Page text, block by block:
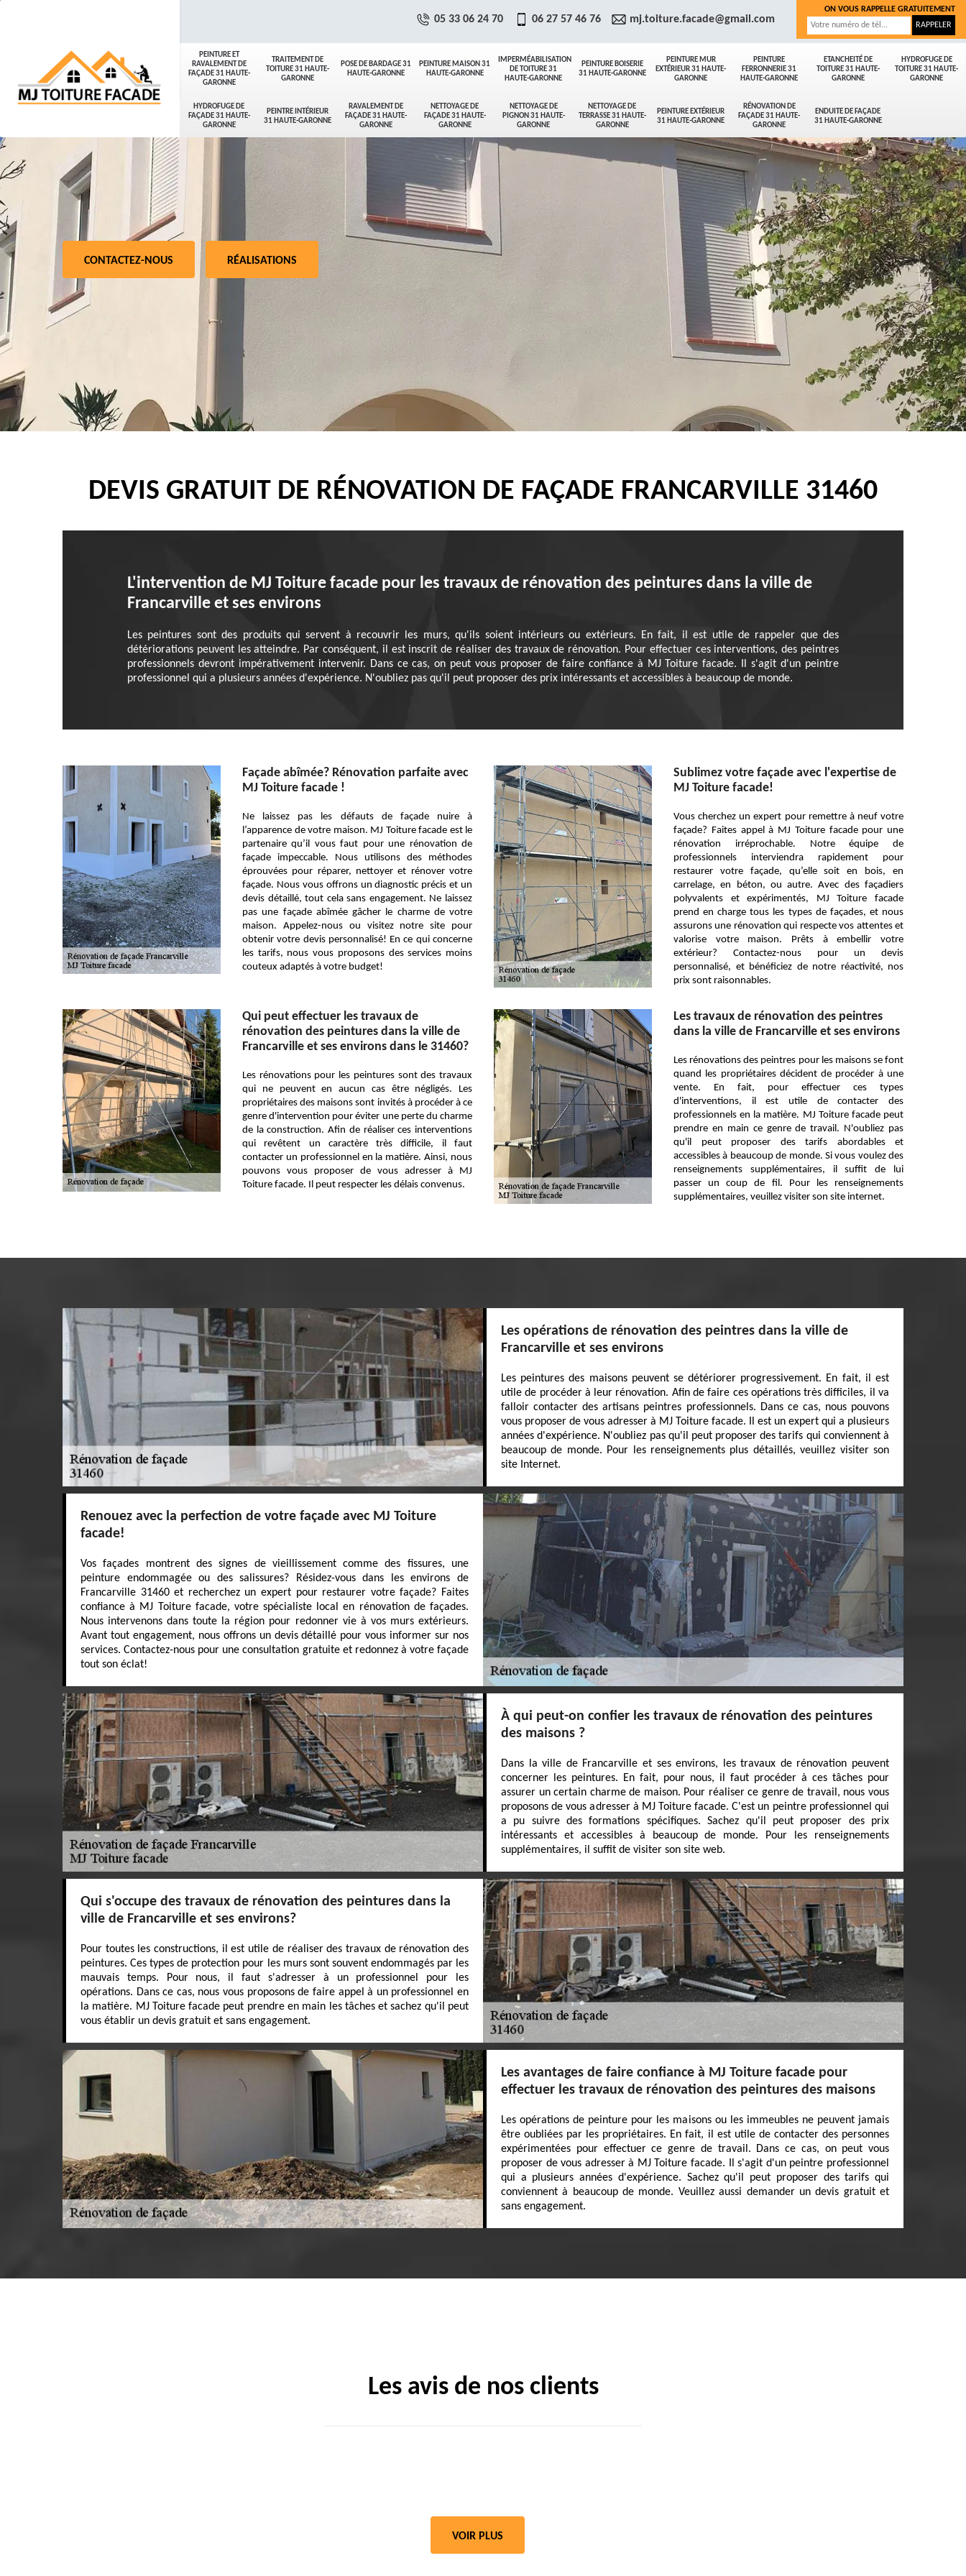
PEINTURE ET
RAVALEMENT DE
FAÇADE 31 HAUTE-
GARONNE
TRAITEMENT DE
TOITURE 31 HAUTE-
GARONNE
POSE DE BARDAGE 31
HAUTE-GARONNE
PEINTURE MAISON 31
HAUTE-GARONNE
IMPERMÉABILISATION
DE TOITURE 31
HAUTE-GARONNE
PEINTURE BOISERIE
31 HAUTE-GARONNE
PEINTURE MUR
EXTÉRIEUR 31 HAUTE-
GARONNE
PEINTURE
FERRONNERIE 31
HAUTE-GARONNE
ETANCHEITÉ DE
TOITURE 31 HAUTE-
GARONNE
HYDROFUGE DE
TOITURE 31 HAUTE-
GARONNE
HYDROFUGE DE
FAÇADE 31 HAUTE-
GARONNE
PEINTRE INTÉRIEUR
31 HAUTE-GARONNE
RAVALEMENT DE
FAÇADE 31 HAUTE-
GARONNE
NETTOYAGE DE
FAÇADE 31 HAUTE-
GARONNE
NETTOYAGE DE
PIGNON 31 HAUTE-
GARONNE
NETTOYAGE DE
TERRASSE 31 HAUTE-
GARONNE
PEINTURE EXTÉRIEUR
31 HAUTE-GARONNE
RÉNOVATION DE
FAÇADE 31 HAUTE-
GARONNE
ENDUITE DE FAÇADE
31 HAUTE-GARONNE
05 33 06 24 70 06 27 57 46 76 mj.toiture.facade@gmail.com
ON VOUS RAPPELLE GRATUITEMENT
CONTACTEZ-NOUS RÉALISATIONS
DEVIS GRATUIT DE RÉNOVATION DE FAÇADE FRANCARVILLE 31460
L'intervention de MJ Toiture facade pour les travaux de rénovation des peintures dans la ville de
Francarville et ses environs
Les peintures sont des produits qui servent à recouvrir les murs, qu'ils soient intérieurs ou extérieurs. En fait, il est utile de rappeler que des
détériorations peuvent les atteindre. Par conséquent, il est inscrit de réaliser des travaux de rénovation. Pour effectuer ces interventions, des peintres
professionnels devront impérativement intervenir. Dans ce cas, on peut vous proposer de faire confiance à MJ Toiture facade. Il s'agit d'un peintre
professionnel qui a plusieurs années d'expérience. N'oubliez pas qu'il peut proposer des prix intéressants et accessibles à beaucoup de monde.
Façade abîmée? Rénovation parfaite avec
MJ Toiture facade !
Ne laissez pas les défauts de façade nuire à
l’apparence de votre maison. MJ Toiture facade est le
partenaire qu’il vous faut pour une rénovation de
façade impeccable. Nous utilisons des méthodes
éprouvées pour réparer, nettoyer et rénover votre
façade. Nous vous offrons un diagnostic précis et un
devis détaillé, tout cela sans engagement. Ne laissez
pas une façade abîmée gâcher le charme de votre
maison. Appelez-nous ou visitez notre site pour
obtenir votre devis personnalisé! En ce qui concerne
les tarifs, nous vous proposons des services moins
couteux adaptés à votre budget!
Sublimez votre façade avec l'expertise de
MJ Toiture facade!
Vous cherchez un expert pour remettre à neuf votre
façade? Faites appel à MJ Toiture facade pour une
rénovation irréprochable. Notre équipe de
professionnels interviendra rapidement pour
restaurer votre façade, qu’elle soit en bois, en
carrelage, en béton, ou autre. Avec des façadiers
polyvalents et expérimentés, MJ Toiture facade
prend en charge tous les types de façades, et nous
assurons une rénovation qui respecte vos attentes et
valorise votre maison. Prêts à embellir votre
extérieur? Contactez-nous pour un devis
personnalisé, et bénéficiez de notre réactivité, nos
prix sont raisonnables.
Qui peut effectuer les travaux de
rénovation des peintures dans la ville de
Francarville et ses environs dans le 31460?
Les rénovations pour les peintures sont des travaux
qui ne peuvent en aucun cas être négligés. Les
propriétaires des maisons sont invités à procéder à ce
genre d'intervention pour éviter une perte du charme
de la construction. Afin de réaliser ces interventions
qui revêtent un caractère très difficile, il faut
contacter un professionnel en la matière. Ainsi, nous
pouvons vous proposer de vous adresser à MJ
Toiture facade. Il peut respecter les délais convenus.
Les travaux de rénovation des peintres
dans la ville de Francarville et ses environs
Les rénovations des peintres pour les maisons se font
quand les propriétaires décident de procéder à une
vente. En fait, pour effectuer ces types
d'interventions, il est utile de contacter des
professionnels en la matière. MJ Toiture facade peut
prendre en main ce genre de travail. N'oubliez pas
qu'il peut proposer des tarifs abordables et
accessibles à beaucoup de monde. Si vous voulez des
renseignements supplémentaires, il suffit de lui
passer un coup de fil. Pour les renseignements
supplémentaires, veuillez visiter son site internet.
Les opérations de rénovation des peintres dans la ville de
Francarville et ses environs
Les peintures des maisons peuvent se détériorer progressivement. En fait, il est
utile de procéder à leur rénovation. Afin de faire ces opérations très difficiles, il va
falloir contacter des artisans peintres professionnels. Dans ce cas, nous pouvons
vous proposer de vous adresser à MJ Toiture facade. Il est un expert qui a plusieurs
années d'expérience. N'oubliez pas qu'il peut proposer des tarifs qui conviennent à
beaucoup de monde. Pour les renseignements plus détaillés, veuillez visiter son
site Internet.
Renouez avec la perfection de votre façade avec MJ Toiture
facade!
Vos façades montrent des signes de vieillissement comme des fissures, une
peinture endommagée ou des salissures? Résidez-vous dans les environs de
Francarville 31460 et recherchez un expert pour restaurer votre façade? Faites
confiance à MJ Toiture facade, votre spécialiste local en rénovation de façades.
Nous intervenons dans toute la région pour redonner vie à vos murs extérieurs.
Avant tout engagement, nous offrons un devis détaillé pour vous informer sur nos
services. Contactez-nous pour une consultation gratuite et redonnez à votre façade
tout son éclat!
À qui peut-on confier les travaux de rénovation des peintures
des maisons ?
Dans la ville de Francarville et ses environs, les travaux de rénovation peuvent
concerner les peintures. En fait, pour nous, il faut procéder à ces tâches pour
assurer un certain charme de maison. Pour réaliser ce genre de travail, nous vous
proposons de vous adresser à MJ Toiture facade. C'est un peintre professionnel qui
a pu suivre des formations spécifiques. Sachez qu'il peut proposer des prix
intéressants et accessibles à beaucoup de monde. Pour les renseignements
supplémentaires, il suffit de visiter son site web.
Qui s'occupe des travaux de rénovation des peintures dans la
ville de Francarville et ses environs?
Pour toutes les constructions, il est utile de réaliser des travaux de rénovation des
peintures. Ces types de protection pour les murs sont souvent endommagés par les
mauvais temps. Pour nous, il faut s'adresser à un professionnel pour les
opérations. Dans ce cas, nous vous proposons de faire appel à un professionnel en
la matière. MJ Toiture facade peut prendre en main les tâches et sachez qu'il peut
vous établir un devis gratuit et sans engagement.
Les avantages de faire confiance à MJ Toiture facade pour
effectuer les travaux de rénovation des peintures des maisons
Les opérations de peinture pour les maisons ou les immeubles ne peuvent jamais
être oubliées par les propriétaires. En fait, il est utile de contacter des personnes
expérimentées pour effectuer ce genre de travail. Dans ce cas, on peut vous
proposer de vous adresser à MJ Toiture facade. Il s'agit d'un peintre professionnel
qui a plusieurs années d'expérience. Sachez qu'il peut proposer des tarifs qui
conviennent à beaucoup de monde. Veuillez aussi demander un devis gratuit et
sans engagement.
Les avis de nos clients
VOIR PLUS